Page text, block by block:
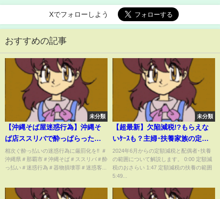
Xでフォローしよう
おすすめの記事
未分類
【沖縄そば屋迷惑行為】沖縄そ
ば店ススリバで酔っぱらった迷
惑客のありえない行動の一部始
終が防犯カメラに‼店員の態度が
悪いと難癖つけて大暴れするも
請求に応じなければ被害届を‼
相次ぐ酔っ払いの迷惑行為に厳罰化を‼ ＃
沖縄県＃那覇市＃沖縄そば＃ススリバ＃酔
っ払い＃迷惑行為＃器物損壊罪＃迷惑客...
未分類
【超最新】欠陥減税!?もらえな
いｹｰｽも？主婦･扶養家族の定額
減税4万円【配偶者･子･親･ﾊﾟｰﾄ･
ｱﾙﾊﾞｲﾄ/会社員/年末調整･確定申
告･所得税･住民税とは/いつから/
2024年6月からの定額減税と配偶者･扶養
の範囲について解説します。 0:00 定額減
税のおさらい 1:47 定額減税の扶養の範囲
5:49...